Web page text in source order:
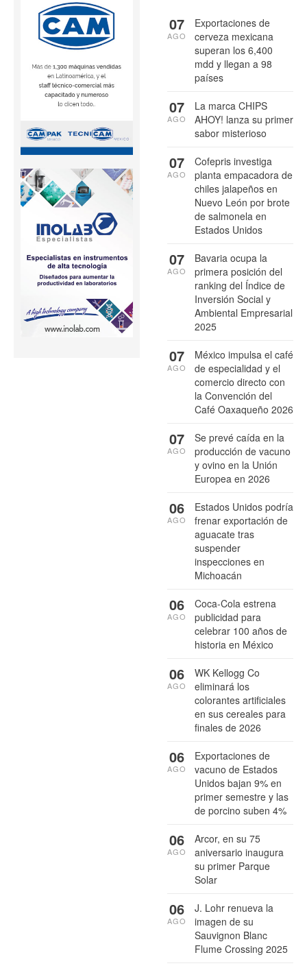
Exportaciones de
cerveza mexicana
superan los 6,400
mdd y llegan a 98
países
07
AGO
La marca CHIPS
AHOY! lanza su primer
sabor misterioso
07
AGO
Cofepris investiga
planta empacadora de
chiles jalapeños en
Nuevo León por brote
de salmonela en
Estados Unidos
07
AGO
Bavaria ocupa la
primera posición del
ranking del Índice de
Inversión Social y
Ambiental Empresarial
2025
07
AGO
México impulsa el café
de especialidad y el
comercio directo con
la Convención del
Café Oaxaqueño 2026
07
AGO
Se prevé caída en la
producción de vacuno
y ovino en la Unión
Europea en 2026
07
AGO
Estados Unidos podría
frenar exportación de
aguacate tras
suspender
inspecciones en
Michoacán
06
AGO
Coca-Cola estrena
publicidad para
celebrar 100 años de
historia en México
06
AGO
WK Kellogg Co
eliminará los
colorantes artificiales
en sus cereales para
finales de 2026
06
AGO
Exportaciones de
vacuno de Estados
Unidos bajan 9% en
primer semestre y las
de porcino suben 4%
06
AGO
Arcor, en su 75
aniversario inaugura
su primer Parque
Solar
06
AGO
J. Lohr renueva la
imagen de su
Sauvignon Blanc
Flume Crossing 2025
06
AGO